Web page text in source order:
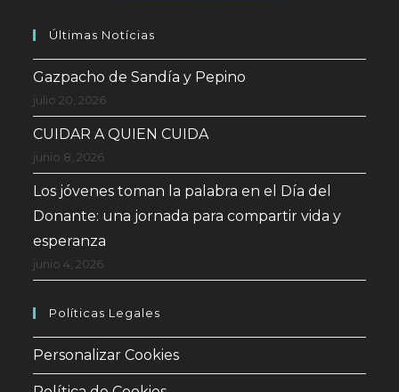
Últimas Notícias
Gazpacho de Sandía y Pepino
julio 20, 2026
CUIDAR A QUIEN CUIDA
junio 8, 2026
Los jóvenes toman la palabra en el Día del
Donante: una jornada para compartir vida y
esperanza
junio 4, 2026
Políticas Legales
Personalizar Cookies